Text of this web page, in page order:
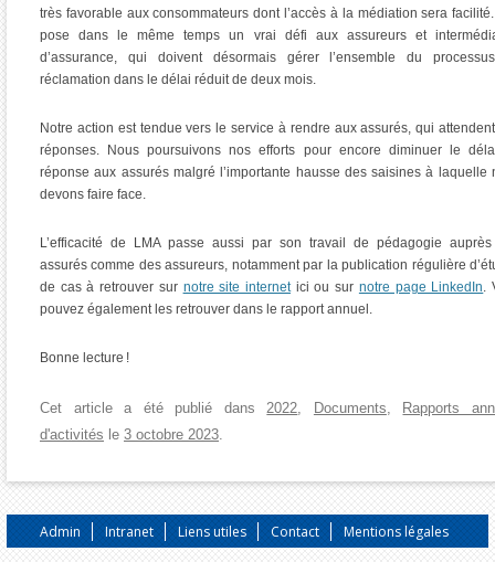
très favorable aux consommateurs dont l’accès à la médiation sera
pose dans le même temps un vrai défi aux assureurs et
d’assurance, qui doivent désormais gérer l’ensemble du
réclamation dans le délai réduit de deux mois.
Notre action est tendue vers le service à rendre aux assurés, qui
réponses. Nous poursuivons nos efforts pour encore diminuer le
réponse aux assurés malgré l’importante hausse des saisines à laquelle
devons faire face.
L’efficacité de LMA passe aussi par son travail de pédagogie
assurés comme des assureurs, notamment par la publication régulière
de cas à retrouver sur notre site internetici ou sur notre page LinkedIn.
pouvez également les retrouver dans le rapport annuel.
Bonne lecture !
Cet article a été publié dans2022, Documents,
Rapports
d'activités le 3 octobre 2023.
Admin Intranet Liens utiles Contact Mentions légales